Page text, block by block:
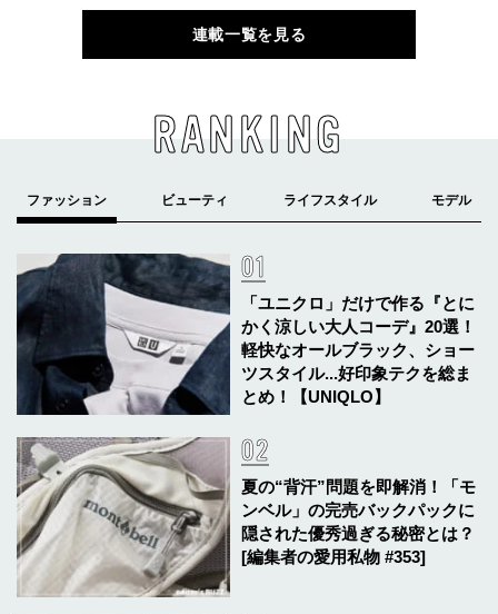
連載一覧を見る
RANKING
「ユニクロ」だけで作る『とに
かく涼しい大人コーデ』20選！
軽快なオールブラック、ショー
ツスタイル...好印象テクを総ま
とめ！【UNIQLO】
夏の“背汗”問題を即解消！「モ
ンベル」の完売バックパックに
隠された優秀過ぎる秘密とは？
[編集者の愛用私物 #353]